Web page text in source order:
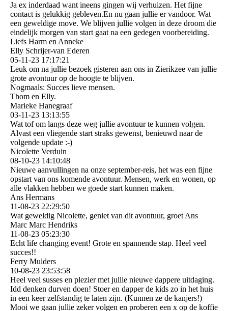
Ja ex inderdaad want ineens gingen wij verhuizen. Het fijne
contact is gelukkig gebleven.En nu gaan jullie er vandoor. Wat
een geweldige move. We blijven jullie volgen in deze droom die
eindelijk morgen van start gaat na een gedegen voorbereiding.
Liefs Harm en Anneke
Elly Schrijer-van Ederen
05-11-23 17:17:21
Leuk om na jullie bezoek gisteren aan ons in Zierikzee van jullie
grote avontuur op de hoogte te blijven.
Nogmaals: Succes lieve mensen.
Thom en Elly.
Marieke Hanegraaf
03-11-23 13:13:55
Wat tof om langs deze weg jullie avontuur te kunnen volgen.
Alvast een vliegende start straks gewenst, benieuwd naar de
volgende update :-)
Nicolette Verduin
08-10-23 14:10:48
Nieuwe aanvullingen na onze september-reis, het was een fijne
opstart van ons komende avontuur. Mensen, werk en wonen, op
alle vlakken hebben we goede start kunnen maken.
Ans Hermans
11-08-23 22:29:50
Wat geweldig Nicolette, geniet van dit avontuur, groet Ans
Marc Marc Hendriks
11-08-23 05:23:30
Echt life changing event! Grote en spannende stap. Heel veel
succes!!
Ferry Mulders
10-08-23 23:53:58
Heel veel susses en plezier met jullie nieuwe dappere uitdaging.
Idd denken durven doen! Stoer en dapper de kids zo in het huis
in een keer zelfstandig te laten zijn. (Kunnen ze de kanjers!)
Mooi we gaan jullie zeker volgen en proberen een x op de koffie